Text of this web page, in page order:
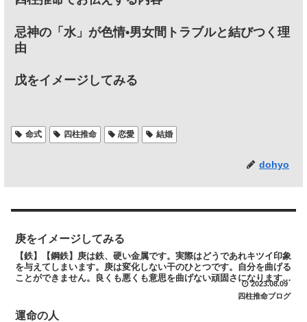
忌神の「水」が色情•男女間トラブルと結びつく理
由
戊をイメージしてみる
命式 四柱推命 恋愛 結婚
dohyo
庚をイメージしてみる
【鉄】【鋼鉄】庚は鉄、硬い金属です。実際はどうであれキツイ印象
を与えてしまいます。庚は変化しない干のひとつです。自分を曲げる
ことができません。良くも悪くも意思を曲げない頑固さになります。
戊、己は庚を強めます。庚からみて戊、己は印星です。要点...2023.08.09
四柱推命ブログ
運命の人